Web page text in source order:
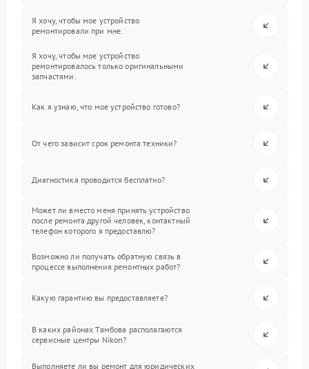
Я хочу, чтобы мое устройство
ремонтировали при мне.
Я хочу, чтобы мое устройство
ремонтировалось только оригинальными
запчастями.
Как я узнаю, что мое устройство готово?
От чего зависит срок ремонта техники?
Диагностика проводится бесплатно?
Может ли вместо меня принять устройство
после ремонта другой человек, контактный
телефон которого я предоставлю?
Возможно ли получать обратную связь в
процессе выполнения ремонтных работ?
Какую гарантию вы предоставляете?
В каких районах Тамбова располагаются
сервисные центры Nikon?
Выполняете ли вы ремонт для юридических